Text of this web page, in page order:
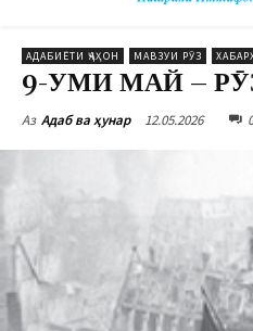
АДАБИЁТИ ҶАҲОН МАВЗУИ РӮЗ
9-УМИ МАЙ –
Аз Адаб ва ҳунар 12.05.2026 0